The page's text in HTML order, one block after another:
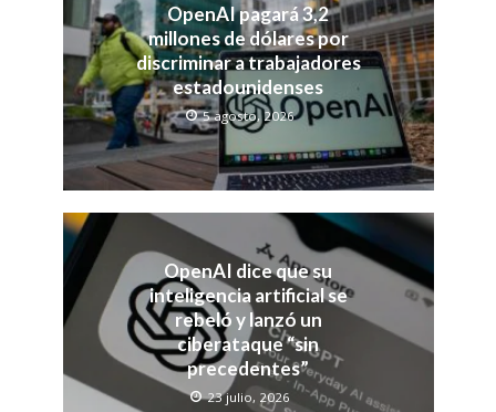
OpenAI pagará 3,2
millones de dólares por
discriminar a trabajadores
estadounidenses
5 agosto, 2026
OpenAI dice que su
inteligencia artificial se
rebeló y lanzó un
ciberataque “sin
precedentes”
23 julio, 2026